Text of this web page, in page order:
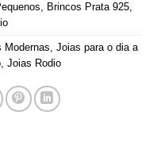
, Brincos Prata 925,
Modernas, Joias para o dia a
, Joias Rodio